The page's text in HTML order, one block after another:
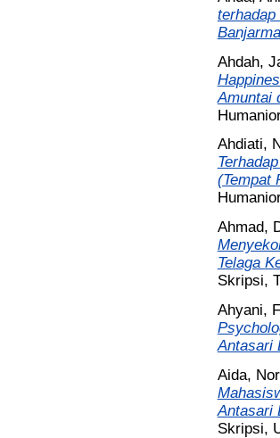
Ahdah,
Amuntai
Ahdiati,
(Tempat
Ahmad,
Telaga
Skripsi,
Ahyani,
Antasari
Aida, Nor
Antasari
Skripsi,